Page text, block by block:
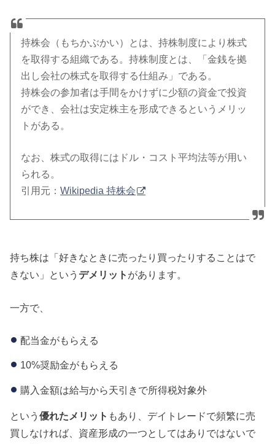
持株会（もちかぶかい）とは、持株制度により株式
を取得する組織である。持株制度とは、「金銭を拠
出し会社の株式を取得する仕組み」である。
持株会の参加者は手間をかけずに少額の資金で投資
ができ、会社は安定株主を形成できるというメリッ
トがある。
なお、株式の取得にはドル・コスト平均法等が用い
られる。
引用元：Wikipedia 持株会
持ち株は「好きなときに売ったり買ったりすることはで
きない」という デメリット があります。
一方で、
配当金がもらえる
10%奨励金がもらえる
購入金額は給与から天引きで所得税対象外
という優れたメリット もあり、デイトレードで頻繁に売
買しなければ、資産形成の一つとしてはありではないで